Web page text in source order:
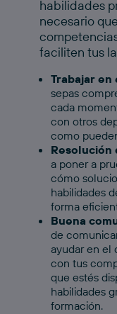
habilidades
necesario
faciliten tus
Trabajar en
sepas
cada
con otros
como
Resolución
a poner a
cómo
habilidades
forma
Buena
de
ayudar en el
con tus
que estés
habilidades
formación.